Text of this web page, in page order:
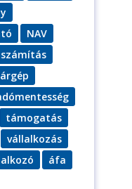
NAV
támogatás
vállalkozás
áfa